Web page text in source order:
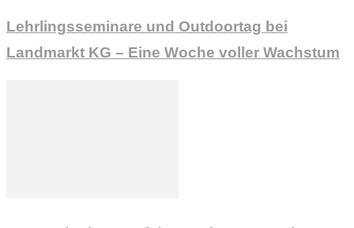
Lehrlingsseminare und Outdoortag bei
Landmarkt KG – Eine Woche voller Wachstum